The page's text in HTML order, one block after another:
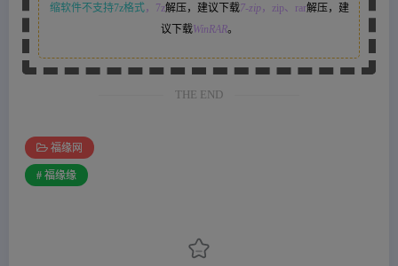
缩软件不支持7z格式，7z解压，建议下载7-zip，zip、rar解压，建
议下载WinRAR。
THE END
福缘网
# 福缘缘